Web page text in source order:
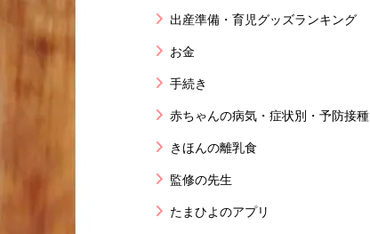
出産準備・育児グッズランキング
お金
手続き
赤ちゃんの病気・症状別・予防接種
きほんの離乳食
監修の先生
たまひよのアプリ